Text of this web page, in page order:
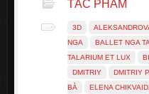
TÁC PHẨM
3D
NGA
BALLET NGA
TALARIUM ET LUX
DMITRIY
DMITRIY
BÀ
ELENA